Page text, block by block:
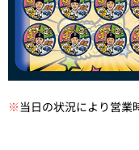
※ 当日の状況により営業